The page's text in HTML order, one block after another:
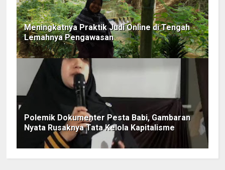
Meningkatnya Praktik Judi Online di Tengah
Lemahnya Pengawasan
Polemik Dokumenter Pesta Babi, Gambaran
Nyata Rusaknya Tata Kelola Kapitalisme